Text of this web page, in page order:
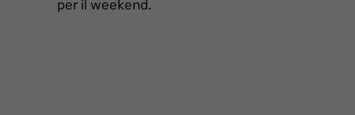
per il weekend.